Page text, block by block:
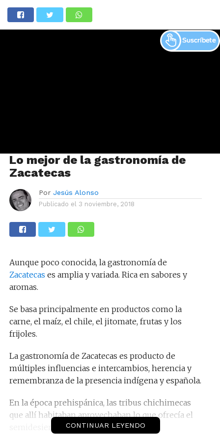
Lo mejor de la gastronomía de
Zacatecas
Por Jesús Alonso
Publicado el 3 noviembre, 2018
Aunque poco conocida, la gastronomía de
Zacatecas es amplia y variada. Rica en sabores y
aromas.
Se basa principalmente en productos como la
carne, el maíz, el chile, el jitomate, frutas y los
frijoles.
La gastronomía de Zacatecas es producto de
múltiples influencias e intercambios, herencia y
remembranza de la presencia indígena y española.
En la época prehispánica, las tribus chichimecas
que allí habitaban aprovechaban lo que ofrecía el
CONTINUAR LEYENDO